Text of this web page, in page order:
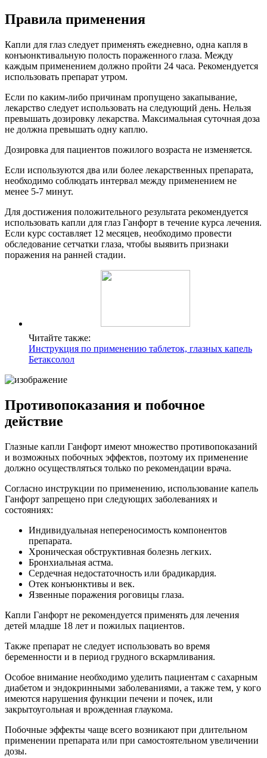
Правила применения
Капли для глаз следует применять ежедневно, одна капля в
конъюнктивальную полость пораженного глаза. Между
каждым применением должно пройти 24 часа. Рекомендуется
использовать препарат утром.
Если по каким-либо причинам пропущено закапывание,
лекарство следует использовать на следующий день. Нельзя
превышать дозировку лекарства. Максимальная суточная доза
не должна превышать одну каплю.
Дозировка для пациентов пожилого возраста не изменяется.
Если используются два или более лекарственных препарата,
необходимо соблюдать интервал между применением не
менее 5-7 минут.
Для достижения положительного результата рекомендуется
использовать капли для глаз Ганфорт в течение курса лечения.
Если курс составляет 12 месяцев, необходимо провести
обследование сетчатки глаза, чтобы выявить признаки
поражения на ранней стадии.
Читайте также:
Инструкция по применению таблеток, глазных капель
Бетаксолол
Противопоказания и побочное
действие
Глазные капли Ганфорт имеют множество противопоказаний
и возможных побочных эффектов, поэтому их применение
должно осуществляться только по рекомендации врача.
Согласно инструкции по применению, использование капель
Ганфорт запрещено при следующих заболеваниях и
состояниях:
Индивидуальная непереносимость компонентов
препарата.
Хроническая обструктивная болезнь легких.
Бронхиальная астма.
Сердечная недостаточность или брадикардия.
Отек конъюнктивы и век.
Язвенные поражения роговицы глаза.
Капли Ганфорт не рекомендуется применять для лечения
детей младше 18 лет и пожилых пациентов.
Также препарат не следует использовать во время
беременности и в период грудного вскармливания.
Особое внимание необходимо уделить пациентам с сахарным
диабетом и эндокринными заболеваниями, а также тем, у кого
имеются нарушения функции печени и почек, или
закрытоугольная и врожденная глаукома.
Побочные эффекты чаще всего возникают при длительном
применении препарата или при самостоятельном увеличении
дозы.